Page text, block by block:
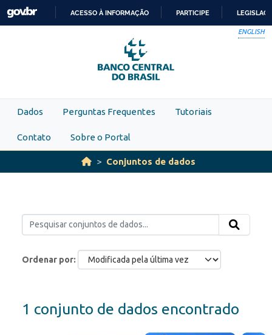
Skip to main content
PARA
O
CONTEÚDO
ACESSO À INFORMAÇÃO PARTICIPE
ENGLISH
Dados Perguntas Frequentes Tutoriais
Contato Sobre o Portal
Conjuntos de dados
Ordenar por
1 conjunto de dados encontrado